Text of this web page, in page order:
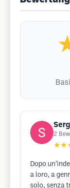
2
Dopo
a loro, a
solo, senza